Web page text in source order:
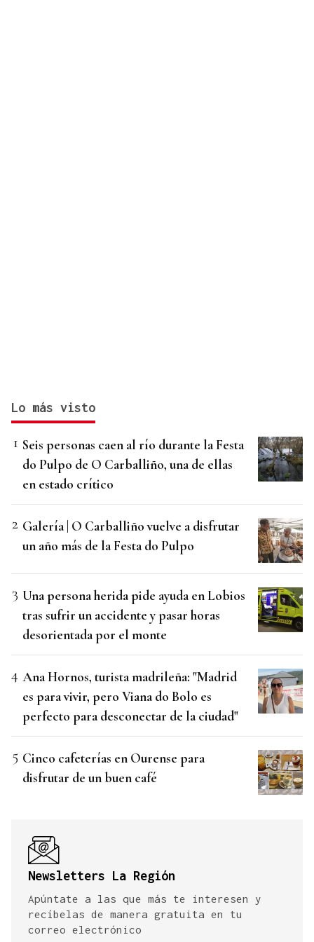
Lo más visto
Seis personas caen al río durante la Festa
do Pulpo de O Carballiño, una de ellas
en estado crítico
Galería | O Carballiño vuelve a disfrutar
un año más de la Festa do Pulpo
Una persona herida pide ayuda en Lobios
tras sufrir un accidente y pasar horas
desorientada por el monte
Ana Hornos, turista madrileña: "Madrid
es para vivir, pero Viana do Bolo es
perfecto para desconectar de la ciudad"
Cinco cafeterías en Ourense para
disfrutar de un buen café
Newsletters La Región
Apúntate a las que más te interesen y
recíbelas de manera gratuita en tu
correo electrónico